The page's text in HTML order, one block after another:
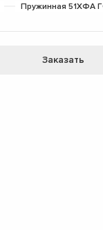
Пружинная 51ХФА
Заказать